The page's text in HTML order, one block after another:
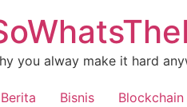
you alway make it hard
Berita Bisnis Blockchain